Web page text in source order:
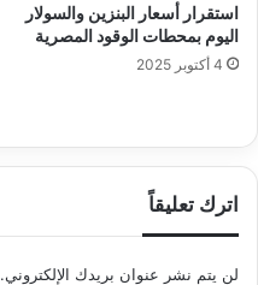
استقرار أسعار البنزين والسولار
اليوم بمحطات الوقود المصرية
4 أكتوبر 2025
اترك تعليقاً
لن يتم نشر عنوان بريدك الإلكتروني.